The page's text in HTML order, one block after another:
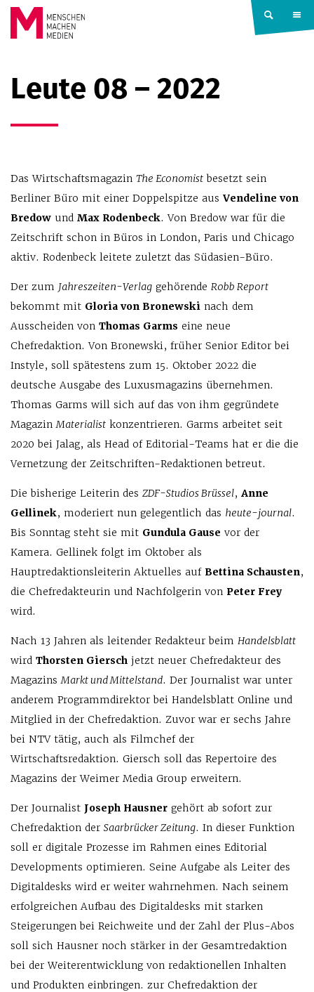
Springe zum Inhalt
MACHEN
MEDIEN
Leute 08 – 2022
Das Wirtschaftsmagazin The Economist besetzt sein
Berliner Büro mit einer Doppelspitze aus Vendeline von
Bredow und Max Rodenbeck. Von Bredow war für die
Zeitschrift schon in Büros in London, Paris und Chicago
aktiv. Rodenbeck leitete zuletzt das Südasien-Büro.
Der zum Jahreszeiten-Verlag gehörende Robb Report
bekommt mit Gloria von Bronewski nach dem
Ausscheiden von Thomas Garms eine neue
Chefredaktion. Von Bronewski, früher Senior Editor bei
Instyle, soll spätestens zum 15. Oktober 2022 die
deutsche Ausgabe des Luxusmagazins übernehmen.
Thomas Garms will sich auf das von ihm gegründete
MagazinMaterialist konzentrieren. Garms arbeitet seit
2020 bei Jalag, als Head of Editorial-Teams hat er die die
Vernetzung der Zeitschriften-Redaktionen betreut.
Die bisherige Leiterin des ZDF-Studios Brüssel, Anne
Gellinek, moderiert nun gelegentlich das heute-journal.
Bis Sonntag steht sie mit Gundula Gause vor der
Kamera. Gellinek folgt im Oktober als
Hauptredaktionsleiterin Aktuelles auf Bettina Schausten,
die Chefredakteurin und Nachfolgerin von Peter Frey
wird.
Nach 13 Jahren als leitender Redakteur beim Handelsblatt
wird Thorsten Giersch jetzt neuer Chefredakteur des
MagazinsMarkt und Mittelstand. Der Journalist war unter
anderem Programmdirektor bei Handelsblatt Online und
Mitglied in der Chefredaktion. Zuvor war er sechs Jahre
bei NTV tätig, auch als Filmchef der
Wirtschaftsredaktion. Giersch soll das Repertoire des
Magazins der Weimer Media Group erweitern.
Der Journalist Joseph Hausner gehört ab sofort zur
Chefredaktion der Saarbrücker Zeitung. In dieser Funktion
soll er digitale Prozesse im Rahmen eines Editorial
Developments optimieren. Seine Aufgabe als Leiter des
Digitaldesks wird er weiter wahrnehmen. Nach seinem
erfolgreichen Aufbau des Digitaldesks mit starken
Steigerungen bei Reichweite und der Zahl der Plus-Abos
soll sich Hausner noch stärker in der Gesamtredaktion
bei der Weiterentwicklung von redaktionellen Inhalten
und Produkten einbringen. zur Chefredaktion der